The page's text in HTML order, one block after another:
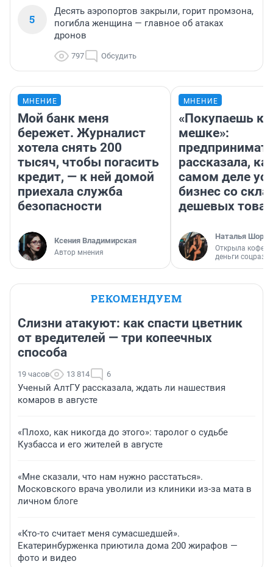
5
Десять аэропортов закрыли, горит промзона,
погибла женщина — главное об атаках
дронов
797 Обсудить
МНЕНИЕ
Мой банк меня
бережет. Журналист
хотела снять 200
тысяч, чтобы погасить
кредит, — к ней домой
приехала служба
безопасности
Ксения Владимирская
Автор мнения
МНЕНИЕ
«Покупаешь
мешке»:
рассказала,
самом деле
бизнес со
дешевых
Наталья
Открыла
деньги
РЕКОМЕНДУЕМ
Слизни атакуют: как спасти цветник
от вредителей — три копеечных
способа
19 часов 13 814 6
Ученый АлтГУ рассказала, ждать ли нашествия
комаров в августе
«Плохо, как никогда до этого»: таролог о судьбе
Кузбасса и его жителей в августе
«Мне сказали, что нам нужно расстаться».
Московского врача уволили из клиники из-за мата в
личном блоге
«Кто-то считает меня сумасшедшей».
Екатеринбурженка приютила дома 200 жирафов —
фото и видео